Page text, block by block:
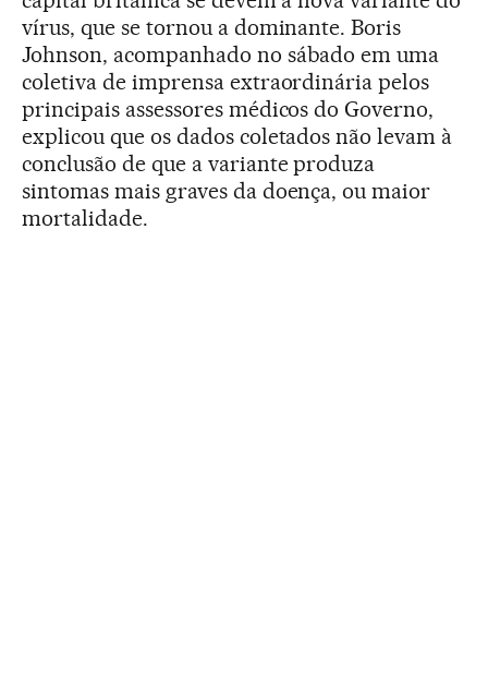
vírus, que se tornou a dominante. Boris
Johnson, acompanhado no sábado em uma
coletiva de imprensa extraordinária pelos
principais assessores médicos do Governo,
explicou que os dados coletados não levam à
conclusão de que a variante produza
sintomas mais graves da doença, ou maior
mortalidade.